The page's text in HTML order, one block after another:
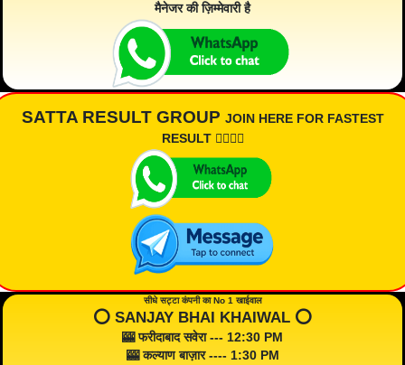
मैनेजर की ज़िम्मेवारी है
SATTA RESULT GROUP JOIN HERE FOR FASTEST
RESULT 👇🏾👇🏾
सीधे सट्टा कंपनी का No 1 खाईवाल
⭕️ SANJAY BHAI KHAIWAL ⭕️
🎰 फरीदाबाद सवेरा --- 12:30 PM
🎰 कल्याण बाज़ार ---- 1:30 PM